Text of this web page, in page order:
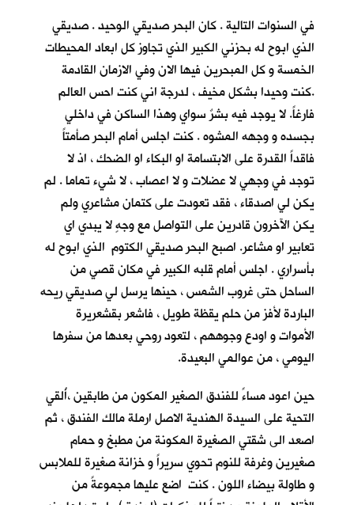
في السنوات التالية . كان البحر صديقي الوحيد . صديقي
الذي ابوح له بحزني الكبير الذي تجاوز كل ابعاد المحيطات
الخمسة و كل المبحرين فيها الان وفي الازمان القادمة
.كنت وحيدا بشكل مخيف ، لدرجة اني كنت احس العالم
فارغاً. لا يوجد فيه بشرٌ سواي وهذا الساكن في داخلي
بجسده و وجهه المشوه . كنت اجلس أمام البحر صأمتاً
فاقداً القدرة على الابتسامة او البكاء او الضحك ، اذ لا
توجد في وجهي لا عضلات و لا اعصاب ، لا شيء تماما . لم
يكن لي اصدقاء ، فقد تعودت على كتمان مشاعري ولم
يكن الآخرون قادرين على التواصل مع وجهٍ لا يبدي اي
تعابير او مشاعر. اصبح البحر صديقي الكتوم الذي ابوح له
بأسراري . اجلس أمام قلبه الكبير في مكان قصي من
الساحل حتى غروب الشمس ، حينها يرسل لي صديقي ريحه
الباردة لأفز من حلم يقظة طويل ، فاشعر بقشعريرة
الأموات و اودع وجوههم ، لتعود روحي بعدها من سفرها
اليومي ، من عوالمي البعيدة.
حين اعود مساءً للفندق الصغير المكون من طابقين ،أُلقي
التحية على السيدة الهندية الاصل ارملة مالك الفندق ، ثم
اصعد الى شقتي الصغيرة المكونة من مطبخ و حمام
صغيرين وغرفة للنوم تحوي سريراً و خزانة صغيرة للملابس
و طاولة بيضاء اللون . كنت اضع عليها مجموعةً من